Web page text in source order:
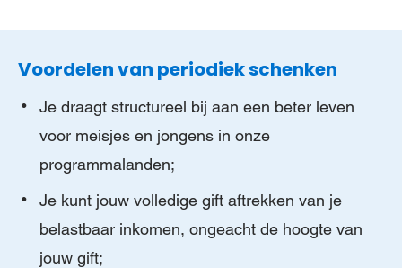
Voordelen van periodiek schenken
Je draagt structureel bij aan een beter leven
voor meisjes en jongens in onze
programmalanden;
Je kunt jouw volledige gift aftrekken van je
belastbaar inkomen, ongeacht de hoogte van
jouw gift;